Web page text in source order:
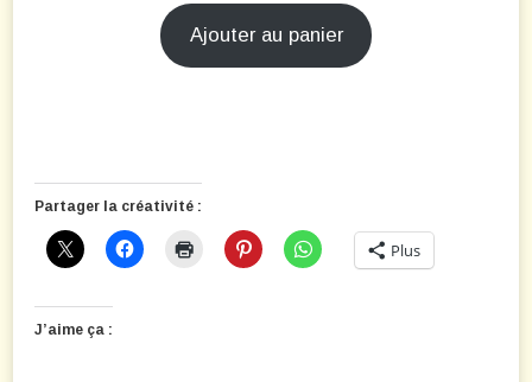
Ajouter au panier
Partager la créativité :
Plus
J’aime ça :